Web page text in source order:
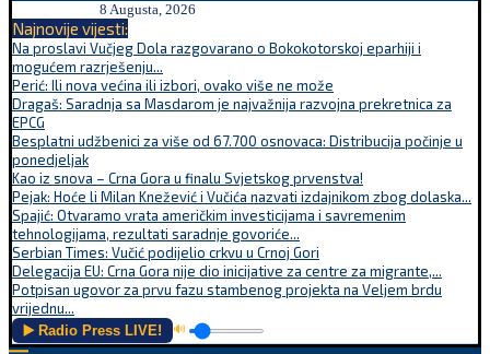
8 Augusta, 2026
Najnovije vijesti:
Na proslavi Vučjeg Dola razgovarano o Bokokotorskoj eparhiji i
mogućem razrješenju...
Perić: Ili nova većina ili izbori, ovako više ne može
Dragaš: Saradnja sa Masdarom je najvažnija razvojna prekretnica za
EPCG
Besplatni udžbenici za više od 67.700 osnovaca: Distribucija počinje u
ponedjeljak
Kao iz snova – Crna Gora u finalu Svjetskog prvenstva!
Pejak: Hoće li Milan Knežević i Vučića nazvati izdajnikom zbog dolaska...
Spajić: Otvaramo vrata američkim investicijama i savremenim
tehnologijama, rezultati saradnje govoriće...
Serbian Times: Vučić podijelio crkvu u Crnoj Gori
Delegacija EU: Crna Gora nije dio inicijative za centre za migrante,...
Potpisan ugovor za prvu fazu stambenog projekta na Veljem brdu
vrijednu...
▶️ Radio Press LIVE! 🔊